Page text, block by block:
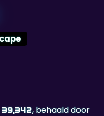
39,342, behaald door